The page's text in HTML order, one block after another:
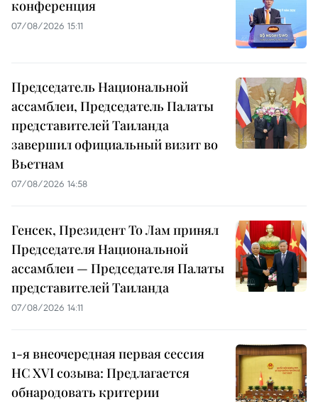
конференция
07/08/2026 15:11
Председатель Национальной
ассамблеи, Председатель Палаты
представителей Таиланда
завершил официальный визит во
Вьетнам
07/08/2026 14:58
Генсек, Президент То Лам принял
Председателя Национальной
ассамблеи — Председателя Палаты
представителей Таиланда
07/08/2026 14:11
1-я внеочередная первая сессия
НС XVI созыва: Предлагается
обнародовать критерии